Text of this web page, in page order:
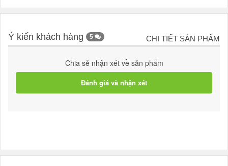
Ý kiến khách hàng 5 CHI TIẾT SẢN PHẨM
Chia sẻ nhận xét về sản phẩm
Đánh giá và nhận xét